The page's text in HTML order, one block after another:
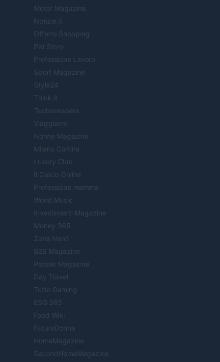
Motor Magazine
Notizie.it
Offerte Shopping
Pet Story
Professione Lavoro
Sport Magazine
Style24
Think.it
Tuobenessere
Viaggiamo
Nonne Magazine
Milano Cortina
Luxury Club
Il Calcio Online
Professione mamma
World Music
Investimenti Magazine
Money 365
Zona Nerd
B2B Magazine
People Magazine
Day Travel
Tutto Gaming
ESG 365
Food Wiki
FuturoDonna
HomeMagazine
SecondHomeMagazine